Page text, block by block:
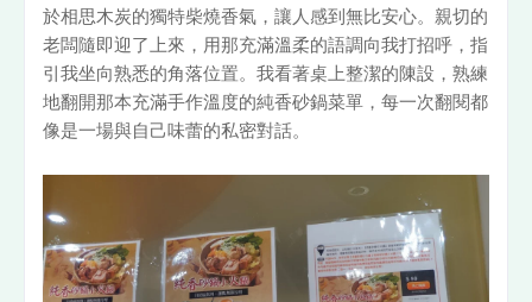
於相思木炭的獨特柴燒香氣，讓人感到無比安心。親切的
老闆隨即迎了上來，用那充滿溫柔的語調向我打招呼，指
引我坐向熟悉的角落位置。我看著桌上整潔的陳設，熟練
地翻開那本充滿手作溫度的純香砂鍋菜單，每一次翻閱都
像是一場與自己味蕾的私密對話。